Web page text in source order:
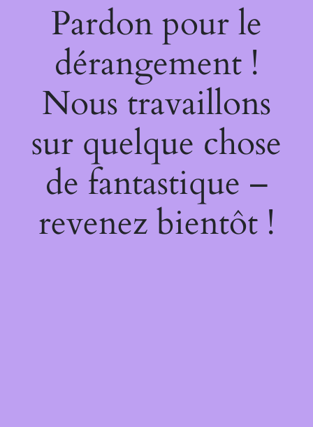
Pardon pour le
dérangement !
Nous travaillons
sur quelque chose
de fantastique –
revenez bientôt !